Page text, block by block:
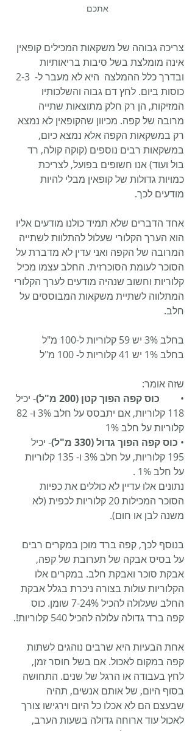
אתכם
צריכה גבוהה של משקאות המכילים קופאין
אינה מומלצת בשל סיבות בריאותיות
כוסות ביום. לחץ דם גבוה והשלכותיו
המזיקות, הן רק חלק מתוצאות שתייה
מרובה של קפה. מכיוון שהקופאין לא נמצא
רק במשקאות הקפה אלא נמצא כיום,
במשקאות רבים נוספים (קוקה קולה, רד
בול ועוד) אנו חשופים בפועל, לצריכת
כמויות גדולות של קופאין מבלי להיות
מודעים לכך.
אחד הדברים שלא תמיד כולנו מודעים אליו
הוא הערך הקלורי שעלול להתלוות לשתייה
המרובה של הקפה ואני עדין לא מדברת על
הסוכר לעומת הסוכרזית. החלב עצמו מכיל
קלוריות וחשוב שנהיה מודעים לערך הקלורי
המתלווה לשתיית משקאות המבוססים על
חלב.
בחלב 3% יש 59 קלוריות ל-100 מ"ל
בחלב 1% יש 41 קלוריות ל- 100 מ"ל
שזה אומר:
•
כוס קפה הפוך קטן (200 מ"ל)
- יכיל
קלוריות על חלב 1%
• כוס קפה הפוך גדול (330 מ"ל)
- יכיל
195 קלוריות, על חלב 3% ו- 135 קלוריות
על חלב 1% .
נתונים אלו עדיין לא כוללים את כפיות
הסוכר המכילות 20 קלוריות לכפית (לא
משנה לבן או חום).
בנוסף לכך, קפה ברד מוכן במקרים רבים
על בסיס אבקה של תערובת של קפה,
אבקת סוכר ואבקת חלב. במקרים אלו
הקלוריות עולות בצורה ניכרת בגלל אבקת
החלב שעלולה להכיל 7-24% שומן. כוס
קפה ברד גדולה עלולה להכיל 540 קלוריות!.
אחת הבעיות היא שרבים נוהגים לשתות
קפה במקום לאכול. אם בשל חוסר זמן,
לחץ בעבודה או הרגל של שנים. התחושה
בסוף היום, של אותם אנשים, תהיה
שבעצם הם לא אכלו כל היום וירגישו צורך
לאכול עוד ארוחה גדולה בשעות הערב,